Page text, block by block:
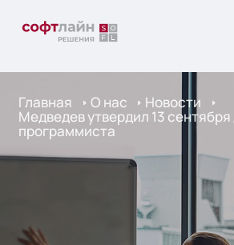
Главная О нас Новости
Медведев утвердил 13
программиста